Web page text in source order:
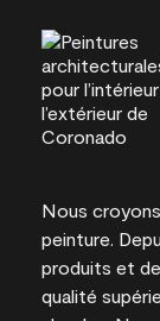
Nous
peinture.
produits et
qualité